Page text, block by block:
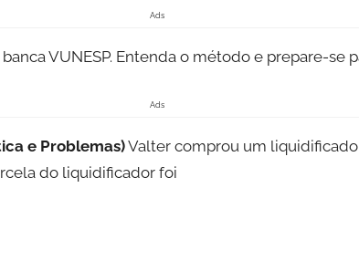
Ads
VUNESP. Entenda o método e prepare-se
Ads
e Problemas)Valter comprou um
do liquidificador foi